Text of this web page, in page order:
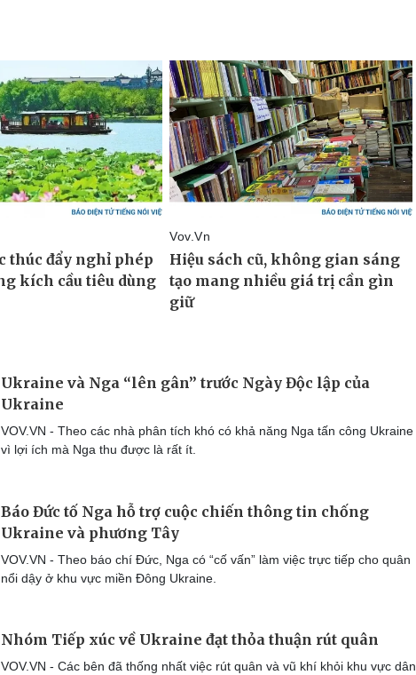
Ukraine và Nga “lên gân” trước Ngày Độc lập của
Ukraine
VOV.VN - Theo các nhà phân tích khó có khả năng Nga tấn công Ukraine
vì lợi ích mà Nga thu được là rất ít.
Báo Đức tố Nga hỗ trợ cuộc chiến thông tin chống
Ukraine và phương Tây
VOV.VN - Theo báo chí Đức, Nga có “cố vấn” làm việc trực tiếp cho quân
nổi dậy ở khu vực miền Đông Ukraine.
Nhóm Tiếp xúc về Ukraine đạt thỏa thuận rút quân
VOV.VN - Các bên đã thống nhất việc rút quân và vũ khí khỏi khu vực dân